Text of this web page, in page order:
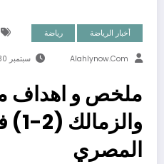
أخبار الرياضة رياضة
Alahlynow.com سبتمبر 30, 2025
ملخص و اهداف
المصري